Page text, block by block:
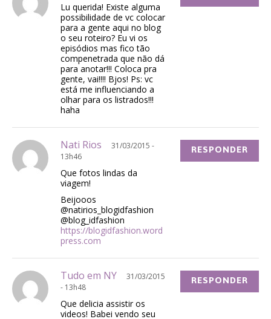
Lu querida! Existe alguma
possibilidade de vc colocar
para a gente aqui no blog
o seu roteiro? Eu vi os
episódios mas fico tão
compenetrada que não dá
para anotar!!! Coloca pra
gente, vai!!!! Bjos! Ps: vc
está me influenciando a
olhar para os listrados!!!
haha
Nati Rios
31/03/2015 -
13h46
Que fotos lindas da
viagem!
Beijooos
@natirios_blogidfashion
@blog_idfashion
https://blogidfashion.word
press.com
RESPONDER
Tudo em NY
31/03/2015
- 13h48
Que delicia assistir os
videos! Babei vendo seu
RESPONDER